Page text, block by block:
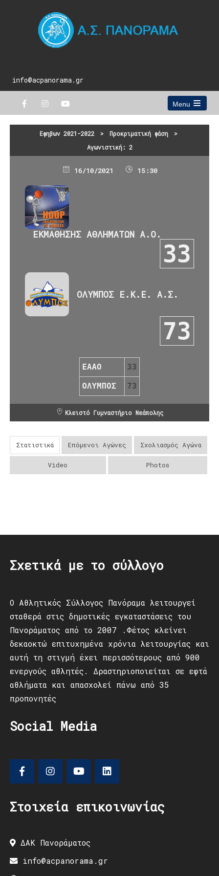
info@acpanorama.gr
Menu
Open
main
Εφηβων 2021-2022 > Προκριματική φάση
>
Αγωνιστική: 2
16/10/2021 15:30
ΕΚΜΑΘΗΣΗΣ ΑΘΛΗΜΑΤΩΝ Α.Ο.
33
ΟΛΥΜΠΟΣ Ε.Κ.Ε. Α.Σ.
73
ΕΑΑΟ 33
ΟΛΥΜΠΟΣ 73
Κλειστό Γυμναστήριο Νεάπολης
Στατιστικά Επόμενοι Αγώνες Σχολιασμός Αγώνα
Video Photos
Σχετικά με το σύλλογο
Ο Αθλητικός Σύλλογος Πανόραμα λειτουργεί
σταθερά στις δημοτικές εγκαταστάσεις του
Πανοράματος από το 2007 .Φέτος κλείνει
δεκαοκτώ επιτυχημένα χρόνια λειτουργίας και
αυτή τη στιγμή έχει περισσότερους από 900
ενεργούς αθλητές. Δραστηριοποιείται σε εφτά
αθλήματα και απασχολεί πάνω από 35
προπονητές
Social Media
Στοιχεία επικοινωνίας
ΔΑΚ Πανοράματος
info@acpanorama.gr